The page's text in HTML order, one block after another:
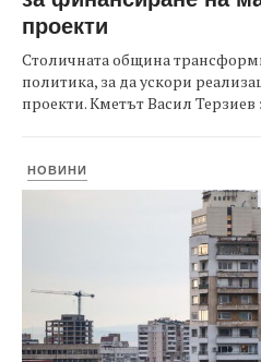
проекти
Столичната община
политика, за да ускори
проекти. Кметът Васил Терзиев
НОВИНИ